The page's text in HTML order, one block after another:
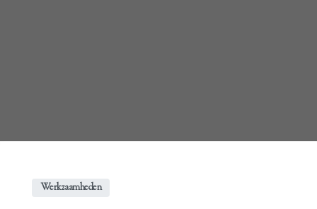
Werkzaamheden